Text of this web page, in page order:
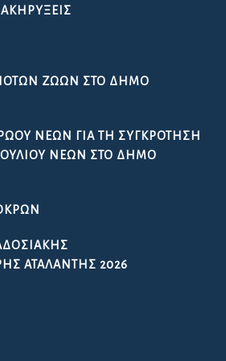
ΖΏΩΝ ΣΤΟ ΔΉΜΟ
ΝΈΩΝ ΓΙΑ ΤΗ ΣΥΓΚΡΌΤΗΣΗ
ΝΈΩΝ ΣΤΟ ΔΉΜΟ
ΑΤΑΛΆΝΤΗΣ 2026